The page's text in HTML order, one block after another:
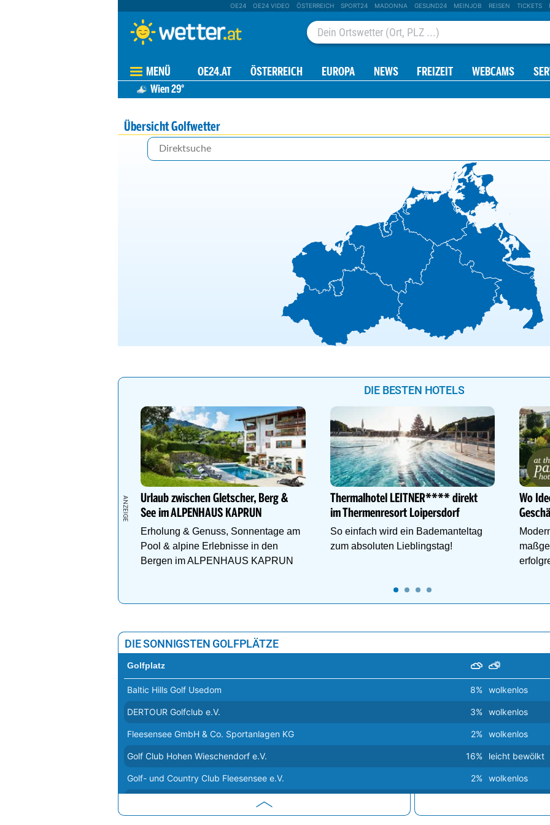
OE24 OE24 VIDEO ÖSTERREICH SPORT24 MADONNA GESUND24 MEINJOB REISEN TICKETS
MENÜ OE24.AT ÖSTERREICH EUROPA NEWS FREIZEIT WEBCAMS
Wien29°
Übersicht Golfwetter
DIE BESTEN HOTELS
Urlaub zwischen Gletscher, Berg &
See im ALPENHAUS KAPRUN
Erholung & Genuss, Sonnentage am
Pool & alpine Erlebnisse in den
Bergen im ALPENHAUS KAPRUN
Thermalhotel LEITNER**** direkt
im Thermenresort Loipersdorf
So einfach wird ein Bademanteltag
zum absoluten Lieblingstag!
Wo
DIE SONNIGSTEN GOLFPLÄTZE
Golfplatz
Baltic Hills Golf Usedom 8% wolkenlos
DERTOUR Golfclub e.V. 3% wolkenlos
Fleesensee GmbH & Co. Sportanlagen KG 2% wolkenlos
Golf Club Hohen Wieschendorf e.V. 16% leicht bewölkt
Golf- und Country Club Fleesensee e.V. 2% wolkenlos